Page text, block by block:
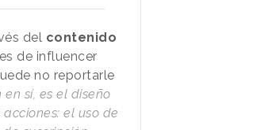
del contenido
de influencer
no reportarle
sí, es el diseño
el uso de